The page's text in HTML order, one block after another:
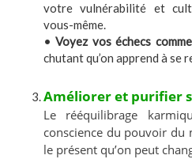
votre vulnérabilité et
vous-même.
•Voyez vos échecs
chutant qu’on apprend à se
Améliorer et purifier
Le rééquilibrage
conscience du pouvoir du
le présent qu’on peut